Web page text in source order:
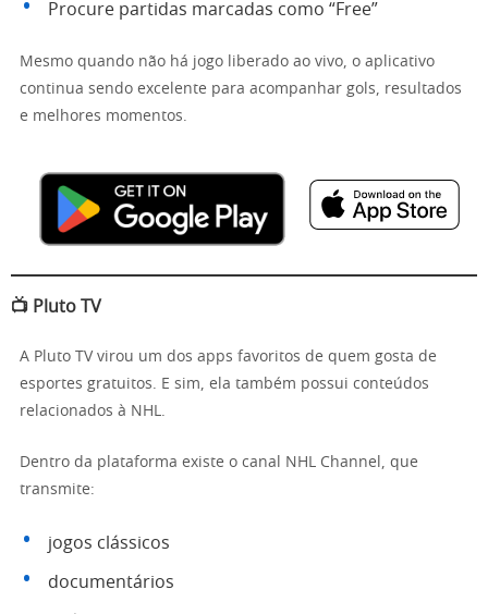
Procure partidas marcadas como “Free”
Mesmo quando não há jogo liberado ao vivo, o aplicativo
continua sendo excelente para acompanhar gols, resultados
e melhores momentos.
📺 Pluto TV
A Pluto TV virou um dos apps favoritos de quem gosta de
esportes gratuitos. E sim, ela também possui conteúdos
relacionados à NHL.
Dentro da plataforma existe o canal NHL Channel, que
transmite:
jogos clássicos
documentários